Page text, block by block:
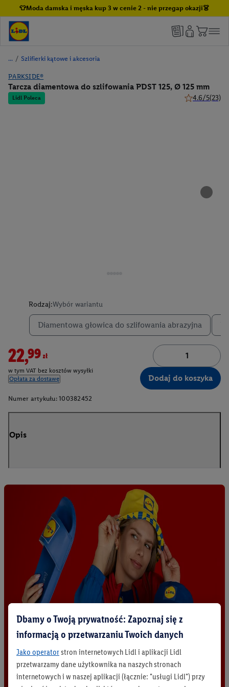
👕Moda damska i męska kup 3 w cenie 2 - nie przegap okazji👗
/ Szlifierki kątowe i akcesoria
PARKSIDE®
Tarcza diamentowa do szlifowania PDST 125, Ø 125 mm
Lidl Poleca 4.6/5(23)
Rodzaj:Wybór wariantu
Diamentowa głowica do szlifowania abrazyjna
22,99zł
w tym VAT bez kosztów wysyłki
Opłata za dostawę
Dodaj do koszyka
Numer artykułu: 100382452
Opis
Dbamy o Twoją prywatność: Zapoznaj się z
informacją o przetwarzaniu Twoich danych
Jako operatorstron internetowych Lidl i aplikacji Lidl
przetwarzamy dane użytkownika na naszych stronach
internetowych i w naszej aplikacji (łącznie: "usługi Lidl") przy